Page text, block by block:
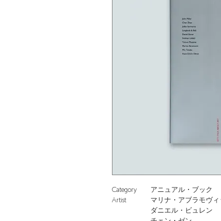
Category アニュアル・ブック
Artist
マリナ・アブラモヴィ
ダニエル・ビュレン